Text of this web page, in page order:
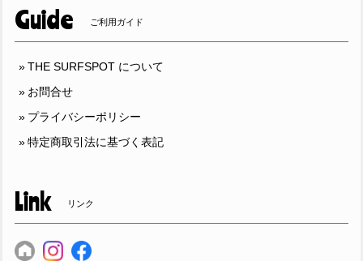
Guide ご利用ガイド
THE SURFSPOT について
お問合せ
プライバシーポリシー
特定商取引法に基づく表記
Link リンク